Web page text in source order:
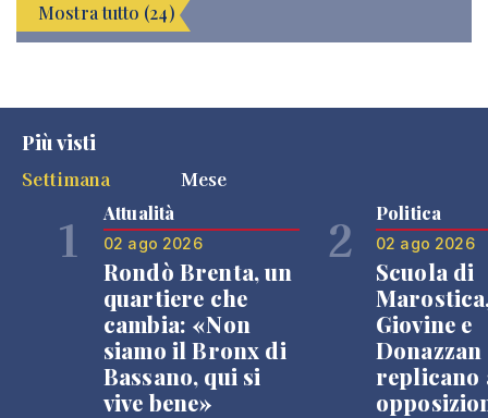
Mostra tutto (24)
Più visti
Settimana
Mese
1 Attualità
02 ago 2026
Rondò Brenta, un
quartiere che
cambia: «Non
siamo il Bronx di
Bassano, qui si
vive bene»
2 Politica
02 ago 2026
Scuola di
Giovine e
Donazzan
replicano